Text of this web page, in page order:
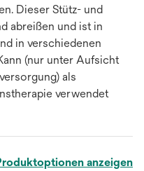
Dieser Stütz- und
abreißen und ist in
in verschiedenen
(nur unter Aufsicht
als
verwendet
anzeigen